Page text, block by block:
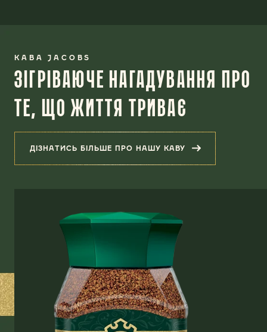
КАВА JACOBS
ЗІГРІВАЮЧЕ НАГАДУВАННЯ ПРО
ТЕ, ЩО ЖИТТЯ ТРИВАЄ
ДІЗНАТИСЬ БІЛЬШЕ ПРО НАШУ КАВУ